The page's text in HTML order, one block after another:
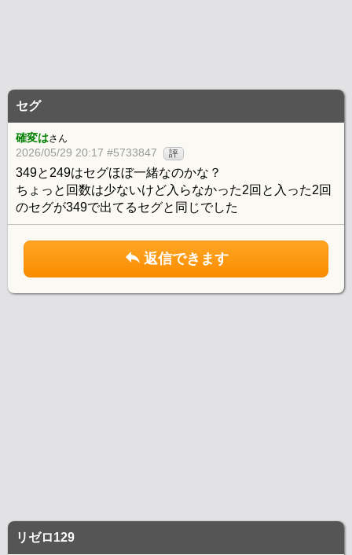
セグ
確変はさん
2026/05/29 20:17 #5733847 評
349と249はセグほぼ一緒なのかな？
ちょっと回数は少ないけど入らなかった2回と入った2回
のセグが349で出てるセグと同じでした
返信できます
リゼロ129